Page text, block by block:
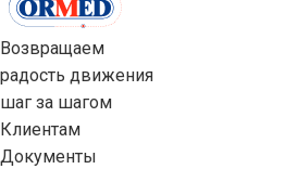
Возвращаем
радость движения
шаг за шагом
Клиентам
Документы